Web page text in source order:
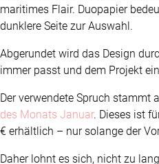
maritimes Flair. Duopapier
dunklere Seite zur Auswahl.
Abgerundet wird das Design
immer passt und dem Projekt
Der verwendete Spruch stammt
des Monats Januar. Dieses ist
€ erhältlich – nur solange der
Daher lohnt es sich, nicht zu